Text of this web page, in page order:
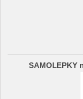
SAMOLEPKY